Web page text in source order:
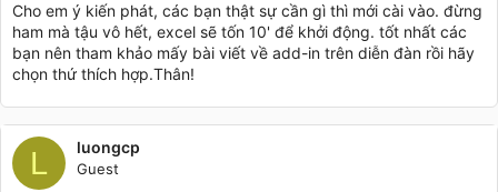
Giới thiệu một số add-in, bạn nên có :
- Add-in tổng quát : Bạn có thể chọn một trong những add-in
sau : Asap-Utilities, PUP6, Excel Utilities, SpreadSheet
Asap hơn cả.
- Add-in về di chuyển qua lại giữa các Sheet : Được giới thiêu
trong đề tài cùng tên, các bạn có thể Down xuống. Đánh giá
các Add-in này, tôi thích Workbook Navigation.xla nhất.
Cho em ý kiến phát, các bạn thật sự cần gì thì mới cài vào. đừng
ham mà tậu vô hết, excel sẽ tốn 10' để khởi động. tốt nhất các
bạn nên tham khảo mấy bài viết về add-in trên diễn đàn rồi hãy
chọn thứ thích hợp.Thân!
L luongcp
Guest